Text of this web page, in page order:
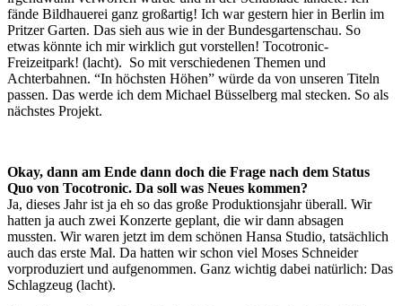
fände Bildhauerei ganz großartig! Ich war gestern hier in Berlin im
Pritzer Garten. Das sieh aus wie in der Bundesgartenschau. So
etwas könnte ich mir wirklich gut vorstellen! Tocotronic-
Freizeitpark! (lacht). So mit verschiedenen Themen und
Achterbahnen. “In höchsten Höhen” würde da von unseren Titeln
passen. Das werde ich dem Michael Büsselberg mal stecken. So als
nächstes Projekt.
Okay, dann am Ende dann doch die Frage nach dem Status
Quo von Tocotronic. Da soll was Neues kommen?
Ja, dieses Jahr ist ja eh so das große Produktionsjahr überall. Wir
hatten ja auch zwei Konzerte geplant, die wir dann absagen
mussten. Wir waren jetzt im dem schönen Hansa Studio, tatsächlich
auch das erste Mal. Da hatten wir schon viel Moses Schneider
vorproduziert und aufgenommen. Ganz wichtig dabei natürlich: Das
Schlagzeug (lacht).